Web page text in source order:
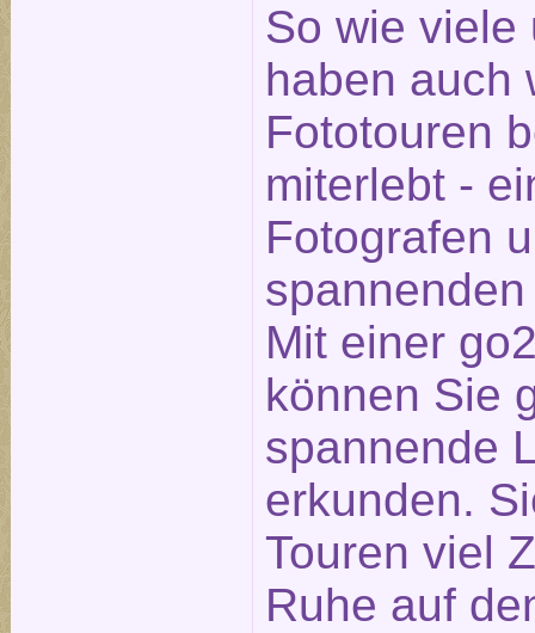
So wie viele
haben auch
Fototouren
miterlebt -
Fotografen
Mit einer
können Sie
spannende
erkunden.
Touren viel
Ruhe auf